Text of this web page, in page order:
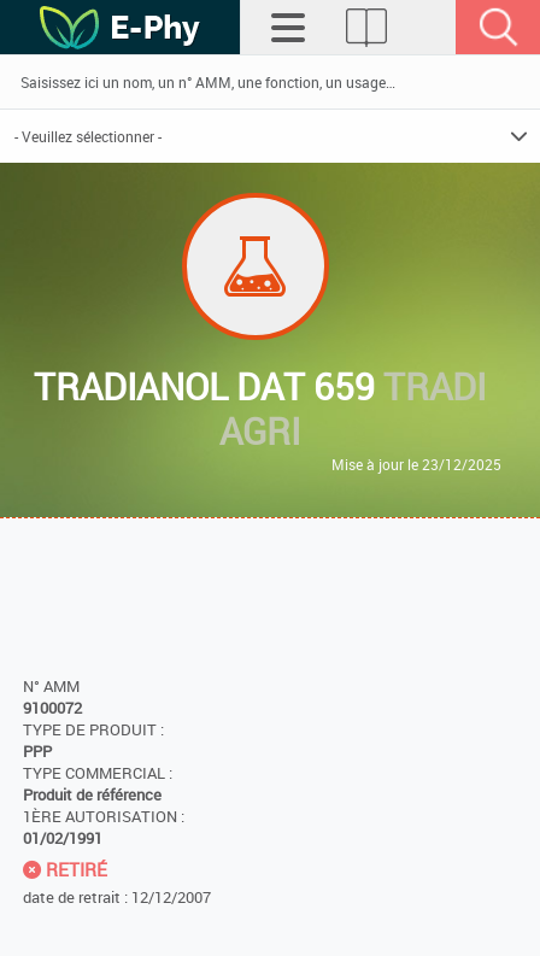
TRADIANOL DAT 659TRADI
AGRI
Mise à jour le 23/12/2025
N° AMM
9100072
TYPE DE PRODUIT :
PPP
TYPE COMMERCIAL :
Produit de référence
1ÈRE AUTORISATION :
01/02/1991
RETIRÉ
date de retrait : 12/12/2007